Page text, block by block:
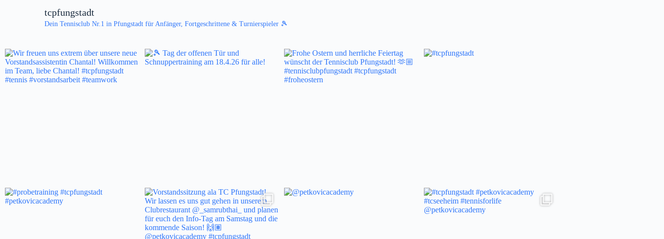
tcpfungstadt
Dein Tennisclub Nr.1 in Pfungstadt für Anfänger, Fortgeschrittene & Turnierspieler 🎾